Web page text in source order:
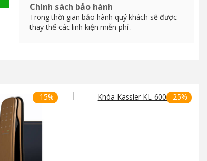
Chính sách bảo hành
Trong thời gian bảo hành quý khách sẽ được
thay thế các linh kiện miễn phí .
-15% -25%